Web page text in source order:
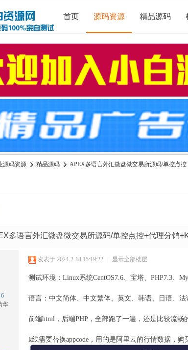
首页 源码资源 精品源码
源码资源 › 精品源码 › APEX多语言外汇微盘微交易所源码/单控点控
多语言外汇微盘微交易所源码/单控点控+代理分销
6
华
发表于 2024-2-18 15:19:22 | 显示全部楼层
测试环境：Linux系统CentOS7.6、宝塔、PHP7.3、
语言：中文简体、中文繁体、英文、韩语、日语、法
前端html，后端PHP，全部跑了一遍，还是比较流
k线需要替换appcode，用的是阿里云的行情数据，